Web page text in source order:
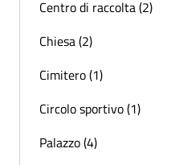
Centro di raccolta (2)
Chiesa (2)
Cimitero (1)
Circolo sportivo (1)
Palazzo (4)